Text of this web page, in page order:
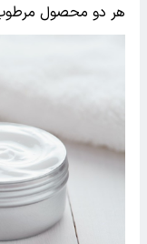
هر دو محصول